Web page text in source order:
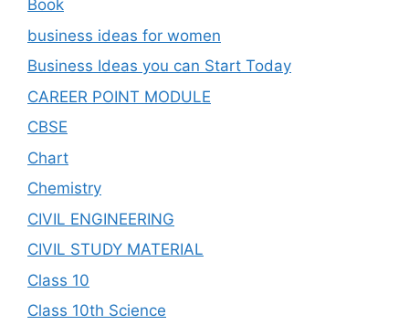
Book
business ideas for women
Business Ideas you can Start Today
CAREER POINT MODULE
CBSE
Chart
Chemistry
CIVIL ENGINEERING
CIVIL STUDY MATERIAL
Class 10
Class 10th Science